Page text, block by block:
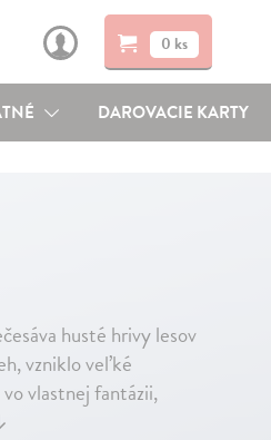
0 ks
DAROVACIE KARTY
husté hrivy lesov
vzniklo veľké
vlastnej fantázii,